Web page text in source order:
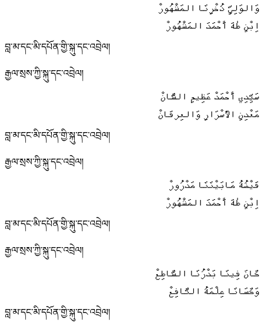
وَالوَلِيِّ ذُخْرِنَا المَشْهُورْ
اِبْنِ طٰهَ أَحْمَدَ المَشْهُورْ
བླ་མ་དང་མི་དཔོན་གྱི་སྐུ་དང་འབྲེལ།
རྒྱལ་སྲས་ཀྱི་སྐུ་དང་འབྲེལ།
سَيِّدِي أَحْمَدْ عَظِیمِ الشَّانْ
مَعْدِنِ الأَسْرَارِ وَالعِرفَانْ
བླ་མ་དང་མི་དཔོན་གྱི་སྐུ་དང་འབྲེལ།
རྒྱལ་སྲས་ཀྱི་སྐུ་དང་འབྲེལ།
فَيْضُهُ مَابَيْنَنَا مَدْرُورْ
اِبْنِ طٰهَ أَحْمَدَ المَشْهُورْ
བླ་མ་དང་མི་དཔོན་གྱི་སྐུ་དང་འབྲེལ།
རྒྱལ་སྲས་ཀྱི་སྐུ་དང་འབྲེལ།
كَانَ فِينَا بَدْرُنَا السَّاطِعْ
وَكَسَانَا عِلْمَهُ النَّافِعْ
བླ་མ་དང་མི་དཔོན་གྱི་སྐུ་དང་འབྲེལ།